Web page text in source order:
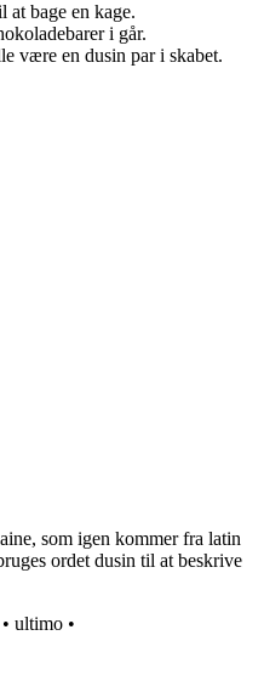
at bage en kage.
i går.
være en dusin par i skabet.
som igen kommer fra latin
ordet dusin til at beskrive
• ultimo •